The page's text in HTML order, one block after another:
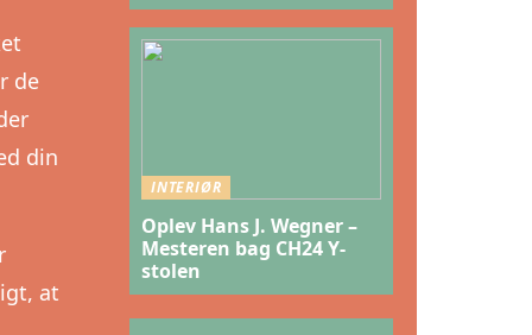
de
din
at
INTERIØR
Oplev Hans J. Wegner –
Mesteren bag CH24 Y-
stolen